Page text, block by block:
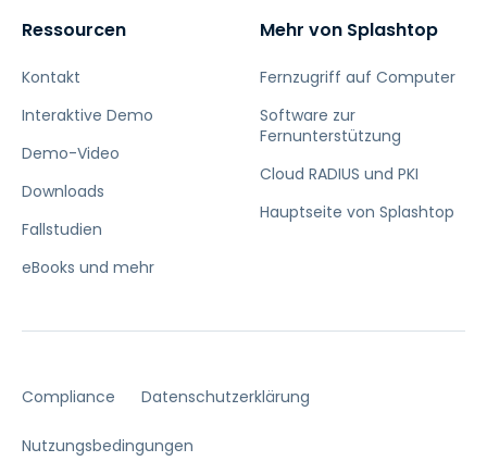
Ressourcen
Kontakt
Interaktive Demo
Demo-Video
Downloads
Fallstudien
eBooks und mehr
Mehr von Splashtop
Fernzugriff auf Computer
Software zur
Fernunterstützung
Cloud RADIUS und PKI
Hauptseite von Splashtop
Compliance Datenschutzerklärung
Nutzungsbedingungen